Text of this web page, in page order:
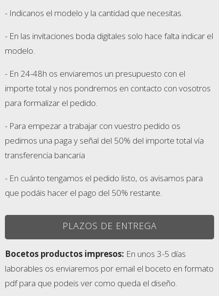
- Indicanos el modelo y la cantidad que necesitas.
- En las invitaciones boda digitales solo hace falta indicar el
modelo.
- En 24-48h os enviaremos un presupuesto con el
importe total y nos pondremos en contacto con vosotros
para formalizar el pedido.
- Para empezar a trabajar con vuestro pedido os
pedimos una paga y señal del 50% del importe total vía
transferencia bancaria
- En cuánto tengamos el pedido listo, os avisamos para
que podáis hacer el pago del 50% restante.
PLAZOS DE ENTREGA
Bocetos productos impresos: En unos 3-5 días
laborables os enviaremos por email el boceto en formato
pdf para que podeis ver como queda el diseño.